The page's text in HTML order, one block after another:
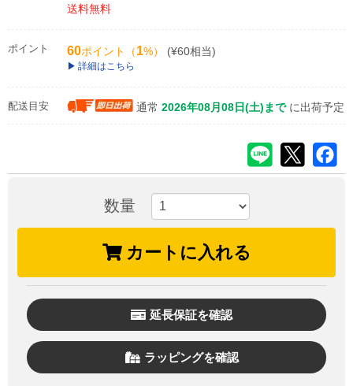
送料無料
ポイント 60ポイント（1%） (¥60相当)
詳細はこちら
配送目安 通常 2026年08月08日(土)まで に出荷予定
数量
カートに入れる
延長保証を確認
ラッピングを確認